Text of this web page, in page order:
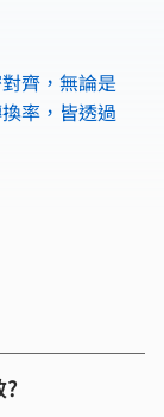
齊，無論是
率，皆透過
?